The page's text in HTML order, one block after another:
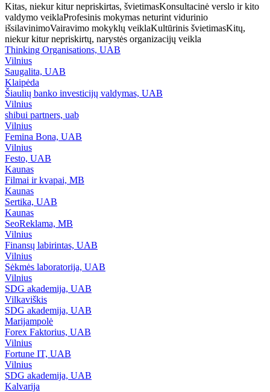
Kitas, niekur kitur nepriskirtas, švietimasKonsultacinė verslo ir kito
valdymo veiklaProfesinis mokymas neturint vidurinio
išsilavinimoVairavimo mokyklų veiklaKultūrinis švietimasKitų,
niekur kitur nepriskirtų, narystės organizacijų veikla
Thinking Organisations, UAB
Vilnius
Saugalita, UAB
Klaipėda
Šiaulių banko investicijų valdymas, UAB
Vilnius
shibui partners, uab
Vilnius
Femina Bona, UAB
Vilnius
Festo, UAB
Kaunas
Filmai ir kvapai, MB
Kaunas
Sertika, UAB
Kaunas
SeoReklama, MB
Vilnius
Finansų labirintas, UAB
Vilnius
Sėkmės laboratorija, UAB
Vilnius
SDG akademija, UAB
Vilkaviškis
SDG akademija, UAB
Marijampolė
Forex Faktorius, UAB
Vilnius
Fortune IT, UAB
Vilnius
SDG akademija, UAB
Kalvarija